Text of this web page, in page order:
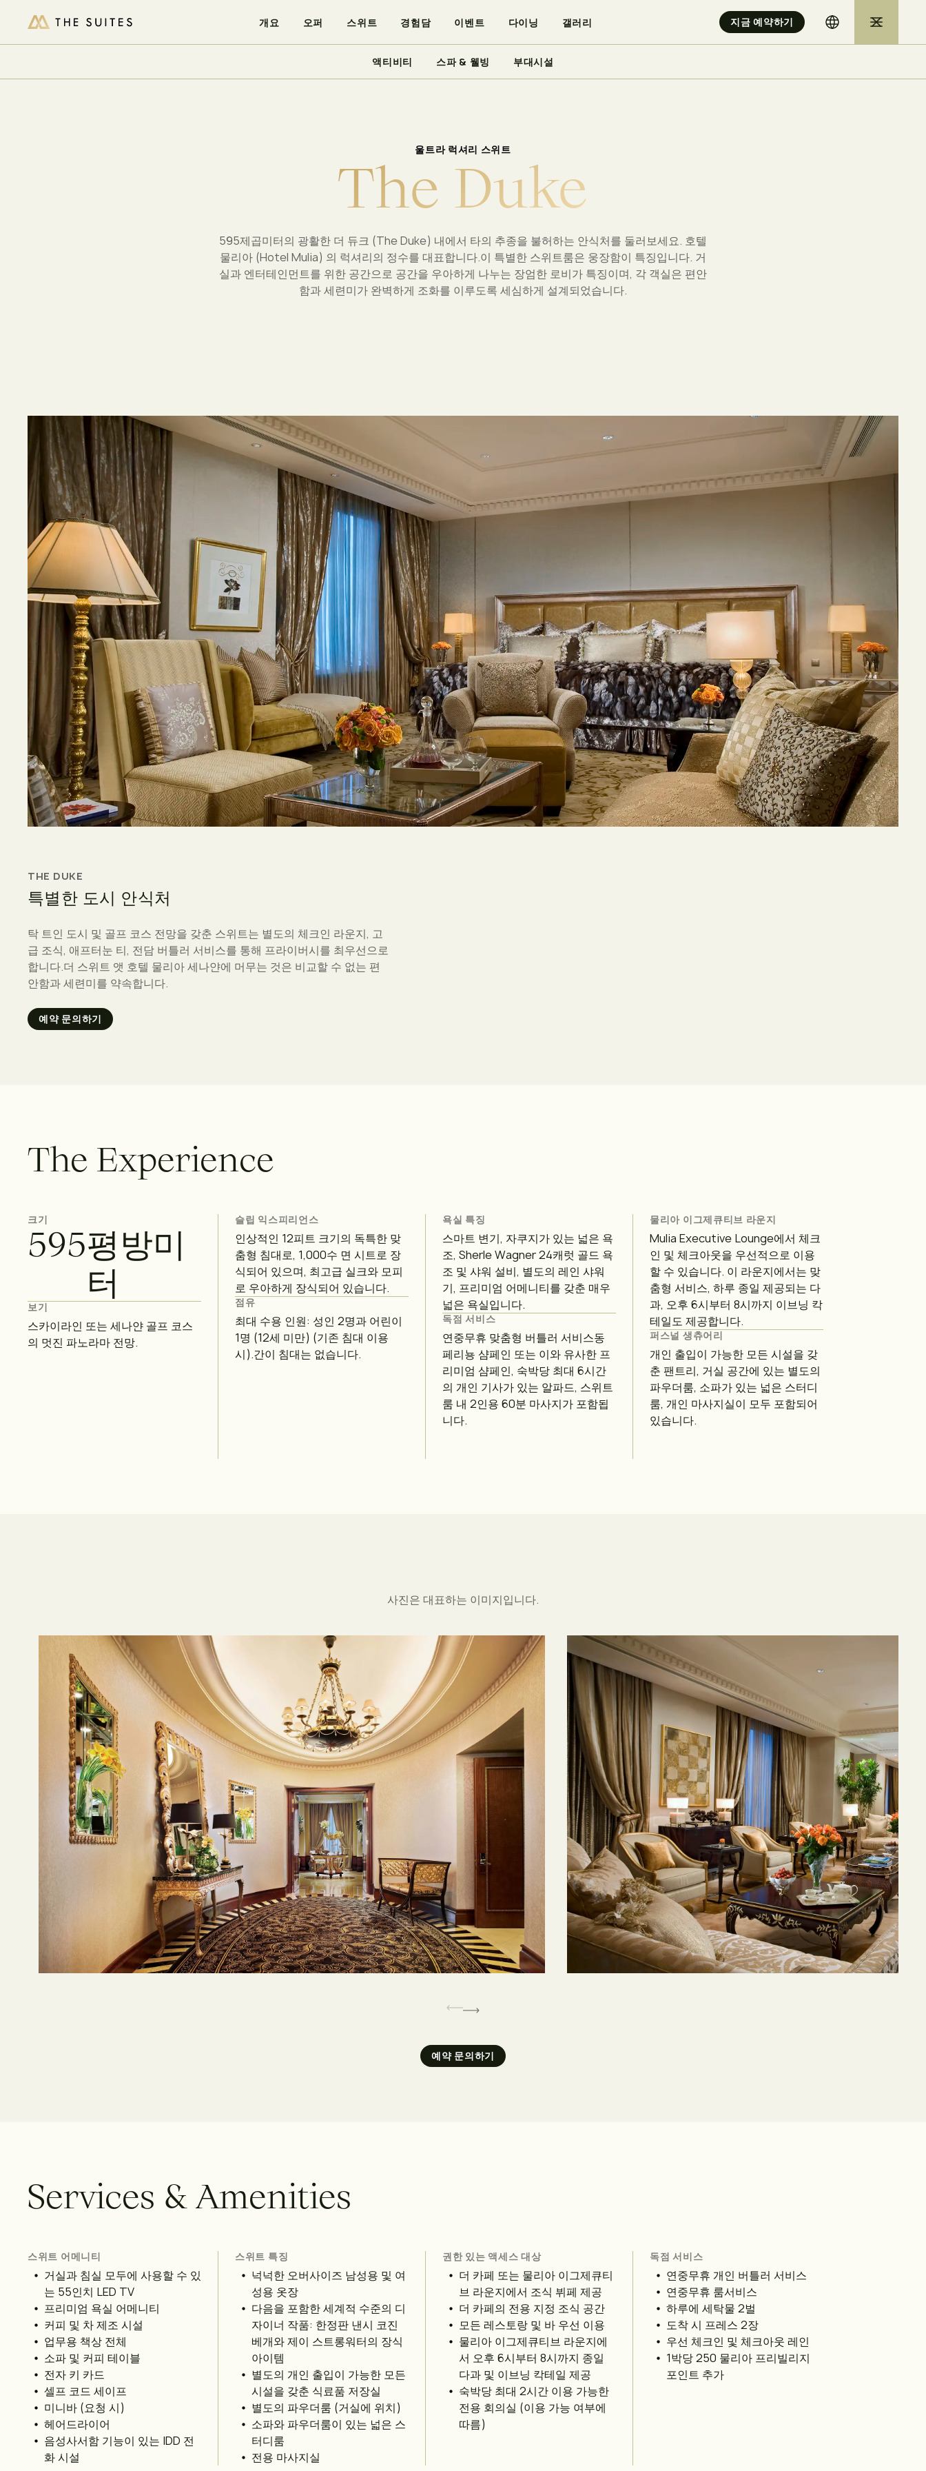
이용 가능 여부 확인 개요 오퍼 스위트 경험담 이벤트 다이닝 갤러리 지금 예약하기
액티비티 스파 & 웰빙 부대시설
울트라 럭셔리 스위트
The Duke
595제곱미터의 광활한 더 듀크 (The Duke) 내에서 타의 추종을 불허하는 안식처를 둘러보세요. 호텔
물리아 (Hotel Mulia) 의 럭셔리의 정수를 대표합니다.이 특별한 스위트룸은 웅장함이 특징입니다. 거
실과 엔터테인먼트를 위한 공간으로 공간을 우아하게 나누는 장엄한 로비가 특징이며, 각 객실은 편안
함과 세련미가 완벽하게 조화를 이루도록 세심하게 설계되었습니다.
THE DUKE
특별한 도시 안식처
탁 트인 도시 및 골프 코스 전망을 갖춘 스위트는 별도의 체크인 라운지, 고
급 조식, 애프터눈 티, 전담 버틀러 서비스를 통해 프라이버시를 최우선으로
합니다.더 스위트 앳 호텔 물리아 세나얀에 머무는 것은 비교할 수 없는 편
안함과 세련미를 약속합니다.
예약 문의하기
The Experience
크기
595평방미
터
보기
스카이라인 또는 세나얀 골프 코스
의 멋진 파노라마 전망.
슬립 익스피리언스
인상적인 12피트 크기의 독특한 맞
춤형 침대로, 1,000수 면 시트로 장
식되어 있으며, 최고급 실크와 모피
로 우아하게 장식되어 있습니다.
점유
최대 수용 인원: 성인 2명과 어린이
1명 (12세 미만) (기존 침대 이용
시).간이 침대는 없습니다.
욕실 특징
스마트 변기, 자쿠지가 있는 넓은 욕
조, Sherle Wagner 24캐럿 골드 욕
조 및 샤워 설비, 별도의 레인 샤워
기, 프리미엄 어메니티를 갖춘 매우
넓은 욕실입니다.
독점 서비스
연중무휴 맞춤형 버틀러 서비스동
페리뇽 샴페인 또는 이와 유사한 프
리미엄 샴페인, 숙박당 최대 6시간
의 개인 기사가 있는 알파드, 스위트
룸 내 2인용 60분 마사지가 포함됩
니다.
물리아 이그제큐티브 라운지
Mulia Executive Lounge에서 체크
인 및 체크아웃을 우선적으로 이용
할 수 있습니다. 이 라운지에서는 맞
춤형 서비스, 하루 종일 제공되는 다
과, 오후 6시부터 8시까지 이브닝 칵
테일도 제공합니다.
퍼스널 생츄어리
개인 출입이 가능한 모든 시설을 갖
춘 팬트리, 거실 공간에 있는 별도의
파우더룸, 소파가 있는 넓은 스터디
룸, 개인 마사지실이 모두 포함되어
있습니다.
사진은 대표하는 이미지입니다.
예약 문의하기
Services &Amenities
스위트 어메니티
거실과 침실 모두에 사용할 수 있
는 55인치 LED TV
프리미엄 욕실 어메니티
커피 및 차 제조 시설
업무용 책상 전체
소파 및 커피 테이블
전자 키 카드
셀프 코드 세이프
미니바 (요청 시)
헤어드라이어
음성사서함 기능이 있는 IDD 전
화 시설
스위트 특징
넉넉한 오버사이즈 남성용 및 여
성용 옷장
다음을 포함한 세계적 수준의 디
자이너 작품: 한정판 낸시 코진
베개와 제이 스트롱워터의 장식
아이템
별도의 개인 출입이 가능한 모든
시설을 갖춘 식료품 저장실
별도의 파우더룸 (거실에 위치)
소파와 파우더룸이 있는 넓은 스
터디룸
전용 마사지실
권한 있는 액세스 대상
더 카페 또는 물리아 이그제큐티
브 라운지에서 조식 뷔페 제공
더 카페의 전용 지정 조식 공간
모든 레스토랑 및 바 우선 이용
물리아 이그제큐티브 라운지에
서 오후 6시부터 8시까지 종일
다과 및 이브닝 칵테일 제공
숙박당 최대 2시간 이용 가능한
전용 회의실 (이용 가능 여부에
따름)
독점 서비스
연중무휴 개인 버틀러 서비스
연중무휴 룸서비스
하루에 세탁물 2벌
도착 시 프레스 2장
우선 체크인 및 체크아웃 레인
1박당 250 물리아 프리빌리지
포인트 추가